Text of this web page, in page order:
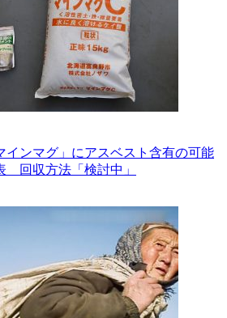
インマグ」にアスベスト含有の可能
回収方法「検討中」